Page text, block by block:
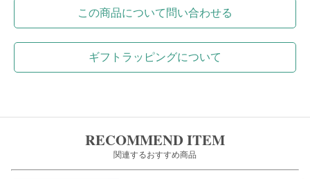
この商品について問い合わせる
ギフトラッピングについて
RECOMMEND ITEM
関連するおすすめ商品